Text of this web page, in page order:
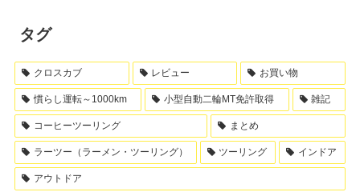
タグ
クロスカブ レビュー お買い物
慣らし運転～1000km 小型自動二輪MT免許取得 雑記
コーヒーツーリング まとめ
ラーツー（ラーメン・ツーリング） ツーリング インドア
アウトドア